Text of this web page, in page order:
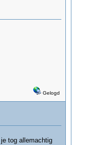
Gelogd
tog allemachtig